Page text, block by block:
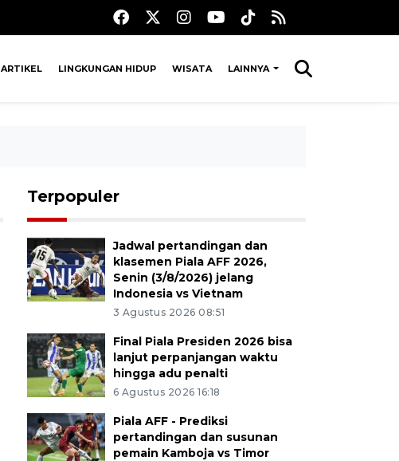
ARTIKEL LINGKUNGAN HIDUP WISATA LAINNYA
Terpopuler
Jadwal pertandingan dan
klasemen Piala AFF 2026,
Senin (3/8/2026) jelang
Indonesia vs Vietnam
3 Agustus 2026 08:51
Final Piala Presiden 2026 bisa
lanjut perpanjangan waktu
hingga adu penalti
6 Agustus 2026 16:18
Piala AFF - Prediksi
pertandingan dan susunan
pemain Kamboja vs Timor